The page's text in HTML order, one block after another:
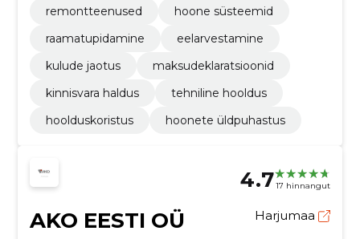
remontteenused
hoone süsteemid
raamatupidamine
eelarvestamine
kulude jaotus
maksudeklaratsioonid
kinnisvara haldus
tehniline hooldus
hoolduskoristus
hoonete üldpuhastus
4.717 hinnangut
AKO EESTI OÜ Harjumaa